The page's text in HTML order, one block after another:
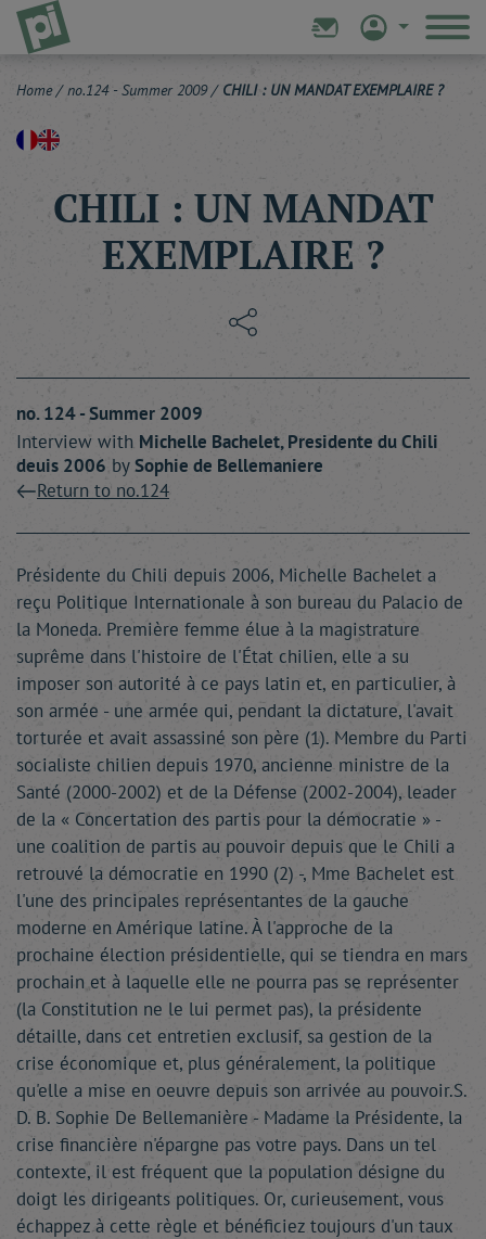
Home / no.124 - Summer 2009/ CHILI : UN MANDAT EXEMPLAIRE ?
CHILI : UN MANDAT
EXEMPLAIRE ?
no. 124 - Summer 2009
Interview with Michelle Bachelet, Presidente du Chili
deuis 2006 bySophie de Bellemaniere
Return to no.124
Présidente du Chili depuis 2006, Michelle Bachelet a
reçu Politique Internationale à son bureau du Palacio de
la Moneda. Première femme élue à la magistrature
suprême dans l'histoire de l'État chilien, elle a su
imposer son autorité à ce pays latin et, en particulier, à
son armée - une armée qui, pendant la dictature, l'avait
torturée et avait assassiné son père (1). Membre du Parti
socialiste chilien depuis 1970, ancienne ministre de la
Santé (2000-2002) et de la Défense (2002-2004), leader
de la « Concertation des partis pour la démocratie » -
une coalition de partis au pouvoir depuis que le Chili a
retrouvé la démocratie en 1990 (2) -, Mme Bachelet est
l'une des principales représentantes de la gauche
moderne en Amérique latine. À l'approche de la
prochaine élection présidentielle, qui se tiendra en mars
prochain et à laquelle elle ne pourra pas se représenter
(la Constitution ne le lui permet pas), la présidente
détaille, dans cet entretien exclusif, sa gestion de la
crise économique et, plus généralement, la politique
qu'elle a mise en oeuvre depuis son arrivée au pouvoir.S.
D. B. Sophie De Bellemanière - Madame la Présidente, la
crise financière n'épargne pas votre pays. Dans un tel
contexte, il est fréquent que la population désigne du
doigt les dirigeants politiques. Or, curieusement, vous
échappez à cette règle et bénéficiez toujours d'un taux